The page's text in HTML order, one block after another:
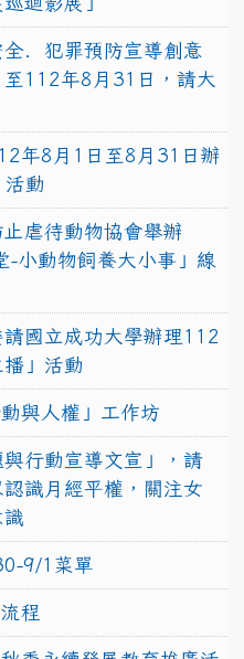
．犯罪預防宣導創意
112年8月31日，請大
年8月1日至8月31日辦
動
虐待動物協會舉辦
-小動物飼養大小事」線
國立成功大學辦理112
」活動
與人權」工作坊
行動宣導文宣」，請
識月經平權，關注女
識
9/1菜單
程